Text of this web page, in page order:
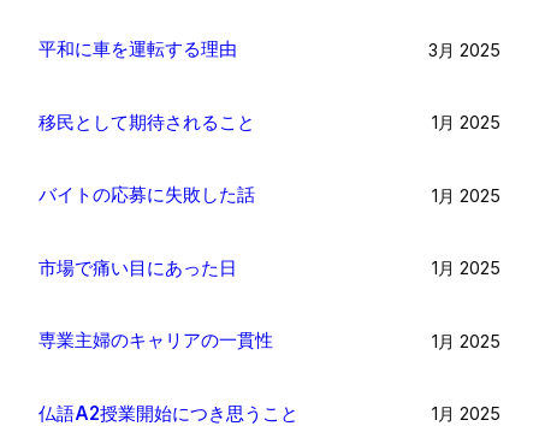
平和に車を運転する理由 3月 2025
移民として期待されること 1月 2025
バイトの応募に失敗した話 1月 2025
市場で痛い目にあった日 1月 2025
専業主婦のキャリアの一貫性 1月 2025
仏語A2授業開始につき思うこと 1月 2025